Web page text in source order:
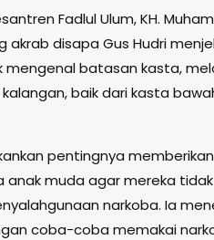
Fadlul Ulum, KH.
akrab disapa Gus Hudri
mengenal batasan kasta,
baik dari kasta
pentingnya memberikan
muda agar mereka tidak
narkoba. Ia
coba-coba memakai